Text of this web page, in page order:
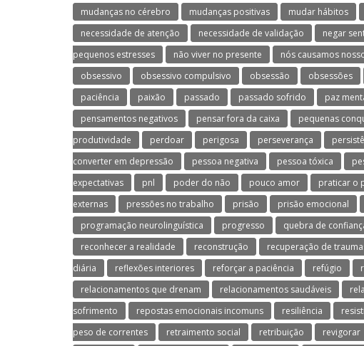
mudanças no cérebro
mudanças positivas mudar hábitos
necessidade de atenção
necessidade de validação negar
pequenos estresses
não viver no presente nós causamos
obsessivo
obsessivo compulsivo obsessão obsessões
paciência
paixão passado passado sofrido paz
pensamentos negativos
pensar fora da caixa pequenas
produtividade
perdoar perigosa perseverança
converter em depressão
pessoa negativa pessoa tóxica
expectativas
pnl poder do não pouco amor praticar o
externas
pressões no trabalho prisão prisão emocional
programação neurolinguística
progresso quebra de
reconhecer a realidade
reconstrução recuperação de
diária
reflexões interiores reforçar a paciência refúgio
relacionamentos que drenam
relacionamentos saudáveis
sofrimento
repostas emocionais incomuns resiliência
peso de correntes
retraimento social retribuição revigorar